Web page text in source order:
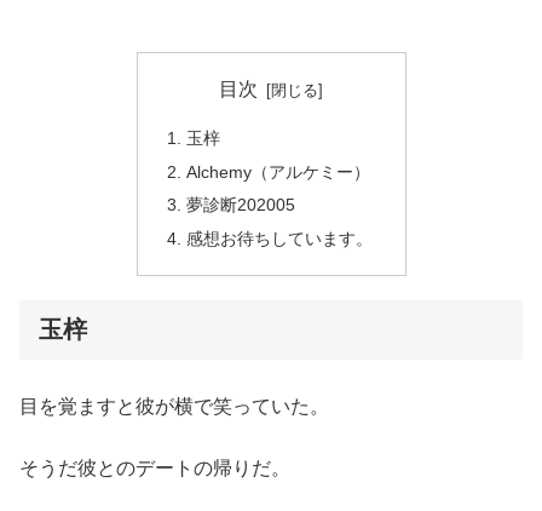
目次
玉梓
Alchemy（アルケミー）
夢診断202005
感想お待ちしています。
玉梓
目を覚ますと彼が横で笑っていた。
そうだ彼とのデートの帰りだ。